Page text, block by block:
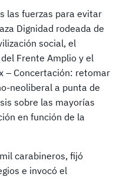
las fuerzas para evitar
Dignidad rodeada de
social, el
Frente Amplio y el
– Concertación: retomar
neoliberal a punta de
sobre las mayorías
en función de la
carabineros, fijó
e invocó el